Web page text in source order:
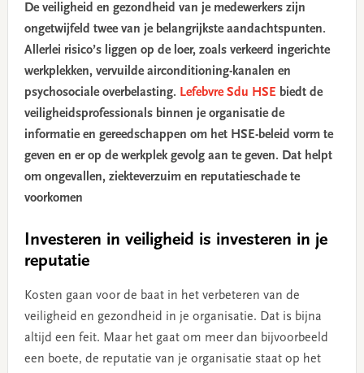
De veiligheid en gezondheid van je medewerkers zijn
ongetwijfeld twee van je belangrijkste aandachtspunten.
Allerlei risico’s liggen op de loer, zoals verkeerd ingerichte
werkplekken, vervuilde airconditioning-kanalen en
psychosociale overbelasting. Lefebvre Sdu HSE biedt de
veiligheidsprofessionals binnen je organisatie de
informatie en gereedschappen om het HSE-beleid vorm te
geven en er op de werkplek gevolg aan te geven. Dat helpt
om ongevallen, ziekteverzuim en reputatieschade te
voorkomen
Investeren in veiligheid is investeren in je
reputatie
Kosten gaan voor de baat in het verbeteren van de
veiligheid en gezondheid in je organisatie. Dat is bijna
altijd een feit. Maar het gaat om meer dan bijvoorbeeld
een boete, de reputatie van je organisatie staat op het